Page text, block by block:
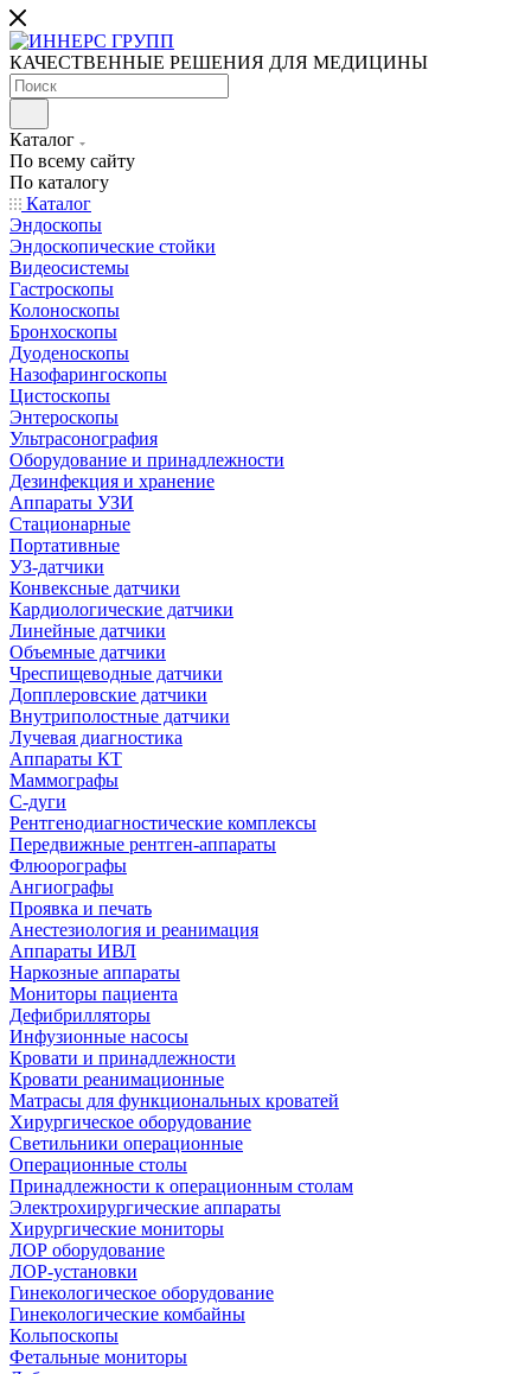
КАЧЕСТВЕННЫЕ РЕШЕНИЯ ДЛЯ МЕДИЦИНЫ
Каталог
По всему сайту
По каталогу
Каталог
Эндоскопы
Эндоскопические стойки
Видеосистемы
Гастроскопы
Колоноскопы
Бронхоскопы
Дуоденоскопы
Назофарингоскопы
Цистоскопы
Энтероскопы
Ультрасонография
Оборудование и принадлежности
Дезинфекция и хранение
Аппараты УЗИ
Стационарные
Портативные
УЗ-датчики
Конвексные датчики
Кардиологические датчики
Линейные датчики
Объемные датчики
Чреспищеводные датчики
Допплеровские датчики
Внутриполостные датчики
Лучевая диагностика
Аппараты КТ
Маммографы
С-дуги
Рентгенодиагностические комплексы
Передвижные рентген-аппараты
Флюорографы
Ангиографы
Проявка и печать
Анестезиология и реанимация
Аппараты ИВЛ
Наркозные аппараты
Мониторы пациента
Дефибрилляторы
Инфузионные насосы
Кровати и принадлежности
Кровати реанимационные
Матрасы для функциональных кроватей
Хирургическое оборудование
Светильники операционные
Операционные столы
Принадлежности к операционным столам
Электрохирургические аппараты
Хирургические мониторы
ЛОР оборудование
ЛОР-установки
Гинекологическое оборудование
Гинекологические комбайны
Кольпоскопы
Фетальные мониторы